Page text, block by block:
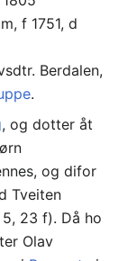
f 1751, d
Berdalen,
.
, og dotter åt
og difor
Tveiten
23 f). Då ho
Olav